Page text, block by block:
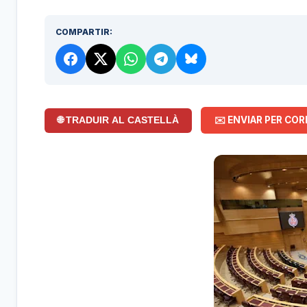
COMPARTIR:
🌐 TRADUIR AL CASTELLÀ ✉️ ENVIAR PER